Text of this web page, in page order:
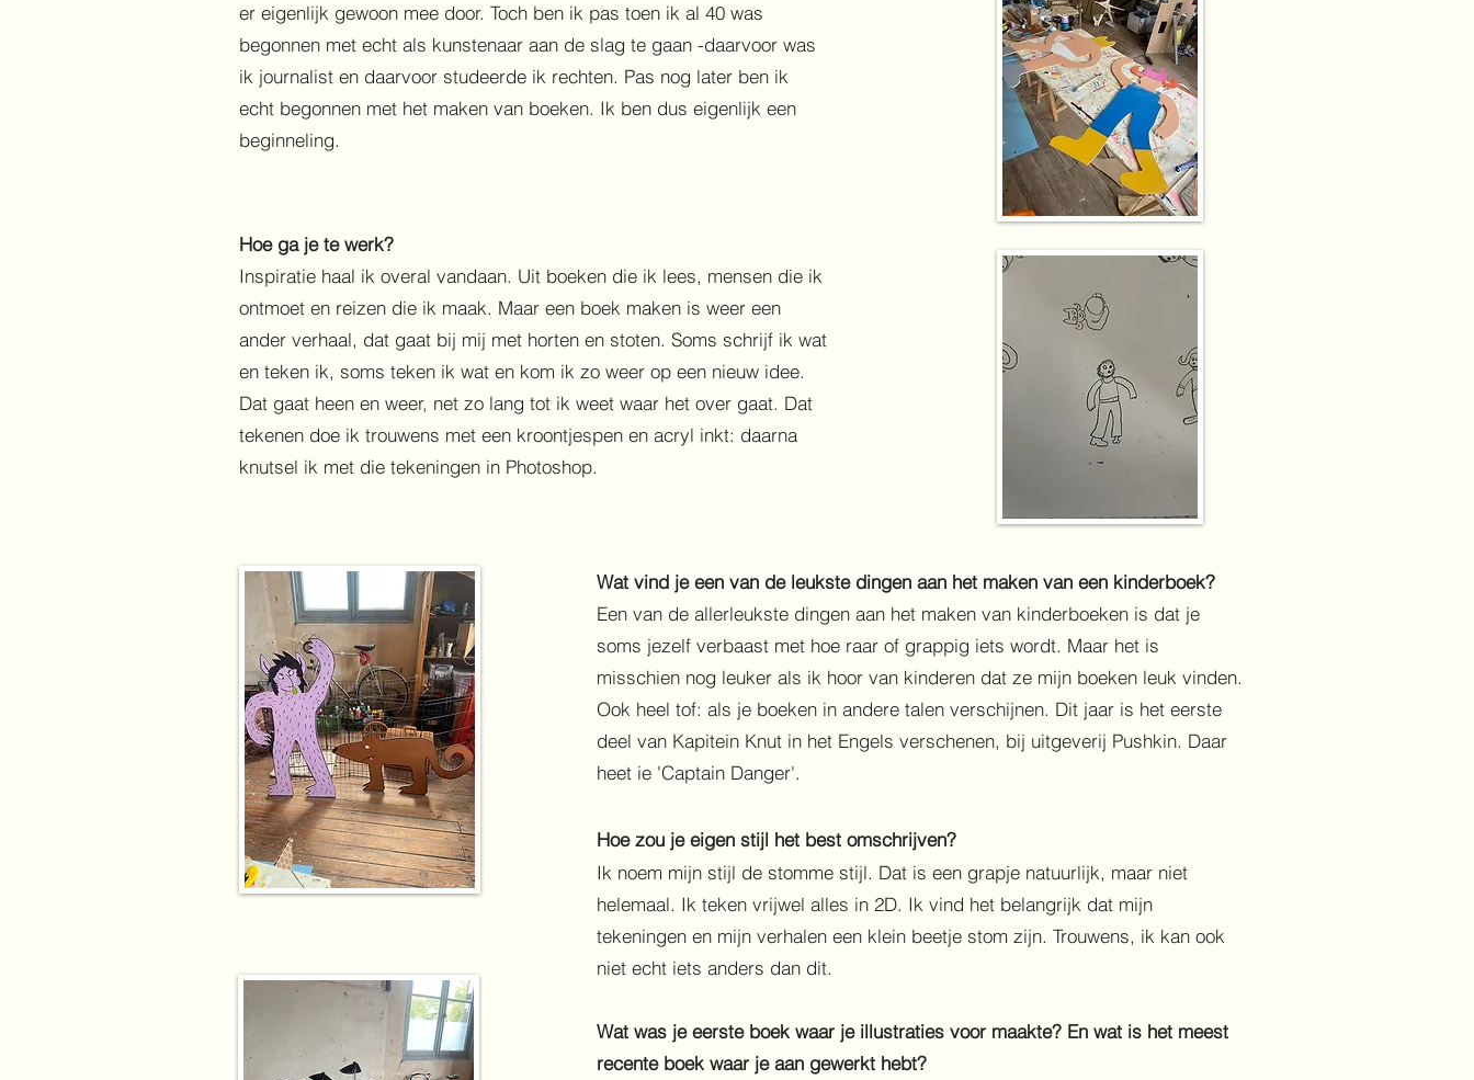
er eigenlijk gewoon mee door. Toch ben ik pas toen ik al 40 was
begonnen met echt als kunstenaar aan de slag te gaan -daarvoor was
ik journalist en daarvoor studeerde ik rechten. Pas nog later ben ik
echt begonnen met het maken van boeken. Ik ben dus eigenlijk een
beginneling.
Hoe ga je te werk?
Inspiratie haal ik overal vandaan. Uit boeken die ik lees, mensen die ik
ontmoet en reizen die ik maak. Maar een boek maken is weer een
ander verhaal, dat gaat bij mij met horten en stoten. Soms schrijf ik wat
en teken ik, soms teken ik wat en kom ik zo weer op een nieuw idee.
Dat gaat heen en weer, net zo lang tot ik weet waar het over gaat. Dat
tekenen doe ik trouwens met een kroontjespen en acryl inkt: daarna
knutsel ik met die tekeningen in Photoshop.
Wat vind je een van de leukste dingen aan het maken van een kinderboek?
Een van de allerleukste dingen aan het maken van kinderboeken is dat je
soms jezelf verbaast met hoe raar of grappig iets wordt. Maar het is
misschien nog leuker als ik hoor van kinderen dat ze mijn boeken leuk vinden.
Ook heel tof: als je boeken in andere talen verschijnen. Dit jaar is het eerste
deel van Kapitein Knut in het Engels verschenen, bij uitgeverij Pushkin. Daar
heet ie 'Captain Danger'.
Hoe zou je eigen stijl het best omschrijven?
Ik noem mijn stijl de stomme stijl. Dat is een grapje natuurlijk, maar niet
helemaal. Ik teken vrijwel alles in 2D. Ik vind het belangrijk dat mijn
tekeningen en mijn verhalen een klein beetje stom zijn. Trouwens, ik kan ook
niet echt iets anders dan dit.
Wat was je eerste boek waar je illustraties voor maakte? En wat is het meest
recente boek waar je aan gewerkt hebt?